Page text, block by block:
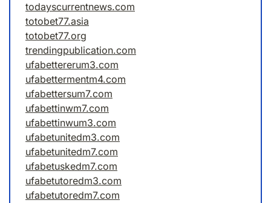
todayscurrentnews.com
totobet77.asia
totobet77.org
trendingpublication.com
ufabettererum3.com
ufabettermentm4.com
ufabettersum7.com
ufabettinwm7.com
ufabettinwum3.com
ufabetunitedm3.com
ufabetunitedm7.com
ufabetuskedm7.com
ufabetutoredm3.com
ufabetutoredm7.com